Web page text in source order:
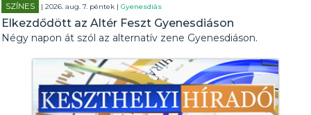
SZÍNES | 2026. aug. 7. péntek |Gyenesdiás
Elkezdődött az Altér Feszt Gyenesdiáson
Négy napon át szól az alternatív zene Gyenesdiáson.